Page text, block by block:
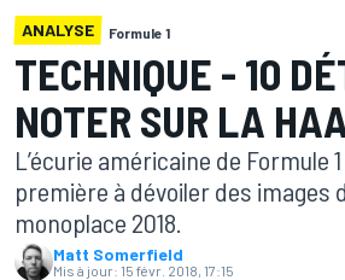
ANALYSE Formule 1
TECHNIQUE - 10
NOTER SUR LA
L’écurie américaine de Formule
première à dévoiler des images
monoplace 2018.
Matt Somerfield
Mis à jour: 15 févr. 2018, 17:15